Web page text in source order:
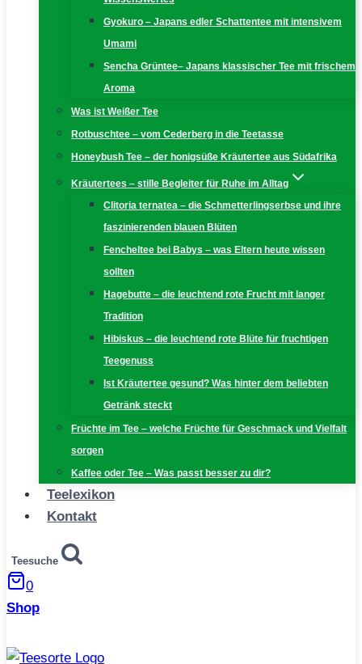
Gyokuro – Japans edler Schattentee mit intensivem
Umami
Sencha Grüntee– Japans klassischer Tee mit frischem
Aroma
Was ist Weißer Tee
Rotbuschtee – vom Cederberg in die Teetasse
Honeybush Tee – der honigsüße Kräutertee aus Südafrika
Kräutertees – stille Begleiter für Ruhe im Alltag
Clitoria ternatea – die Schmetterlingserbse und ihre
faszinierenden blauen Blüten
Fencheltee bei Babys – was Eltern heute wissen
sollten
Hagebutte – die leuchtend rote Frucht mit langer
Tradition
Hibiskus – die leuchtend rote Blüte für fruchtigen
Teegenuss
Ist Kräutertee gesund? Was hinter dem beliebten
Getränk steckt
Früchte im Tee – welche Früchte für Geschmack und Vielfalt
sorgen
Kaffee oder Tee – Was passt besser zu dir?
Teelexikon
Kontakt
Teesuche
0
Shop